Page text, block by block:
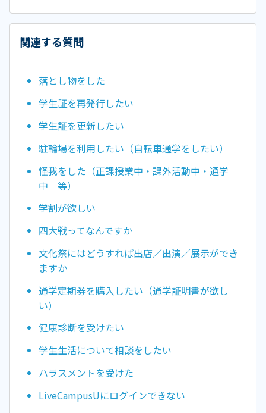
関連する質問
落とし物をした
学生証を再発行したい
学生証を更新したい
駐輪場を利用したい（自転車通学をしたい）
怪我をした（正課授業中・課外活動中・通学
中 等）
学割が欲しい
四大戦ってなんですか
文化祭にはどうすれば出店／出演／展示ができ
ますか
通学定期券を購入したい（通学証明書が欲し
い）
健康診断を受けたい
学生生活について相談をしたい
ハラスメントを受けた
LiveCampusUにログインできない